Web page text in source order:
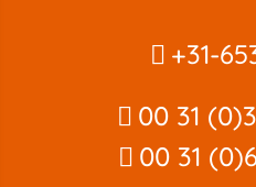
+31-
00 31
00 31